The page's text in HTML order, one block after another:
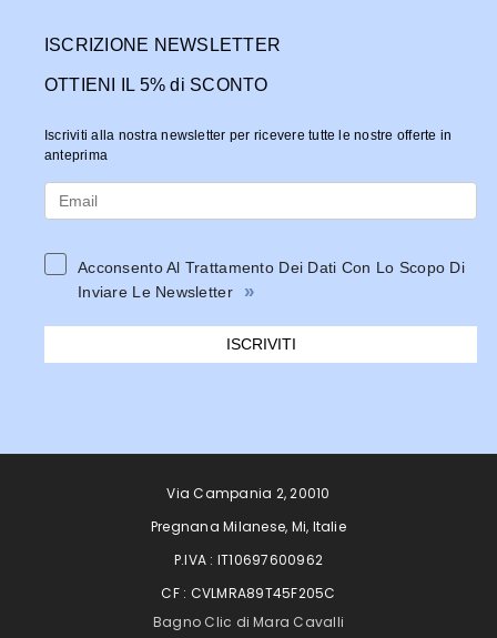
ISCRIZIONE NEWSLETTER
OTTIENI IL 5% di SCONTO
Iscriviti alla nostra newsletter per ricevere tutte le nostre offerte in
anteprima
Acconsento Al Trattamento Dei Dati Con Lo Scopo Di
Inviare Le Newsletter
»
ISCRIVITI
Via Campania 2, 20010
Pregnana Milanese, Mi, Italie
P.IVA : IT10697600962
CF : CVLMRA89T45F205C
Bagno Clic di Mara Cavalli